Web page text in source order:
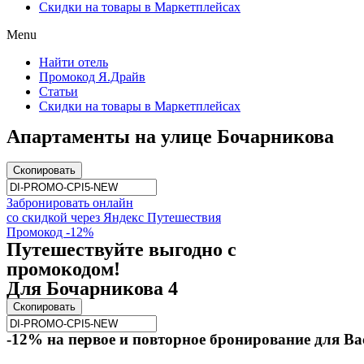
Скидки на товары в Маркетплейсах
Menu
Найти отель
Промокод Я.Драйв
Статьи
Скидки на товары в Маркетплейсах
Апартаменты на улице Бочарникова
Скопировать
Забронировать онлайн
со скидкой через Яндекс Путешествия
Промокод -12%
Путешествуйте выгодно с
промокодом!
Для Бочарникова 4
Скопировать
-12% на первое и повторное бронирование для